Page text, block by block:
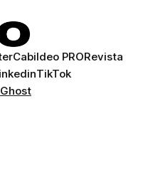
Cabildeo PRORevista
TikTok
Ghost